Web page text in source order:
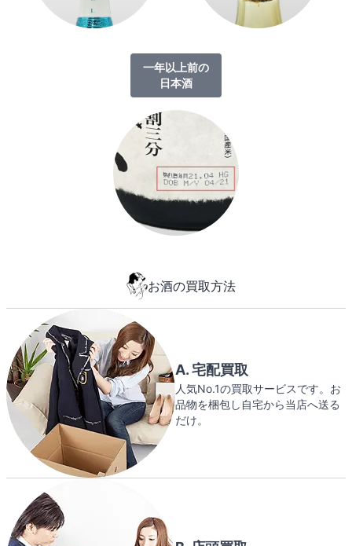
一年以上前の
日本酒
お酒の買取方法
A. 宅配買取
人気No.1の買取サービスです。お
品物を梱包し自宅から当店へ送る
だけ。